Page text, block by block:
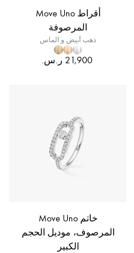
أقراط Move Uno
المرصوفة
ذهب أبيض و الماس
‏21,900 ر.س.‏
خاتم Move Uno
المرصوف، موديل الحجم
الكبير